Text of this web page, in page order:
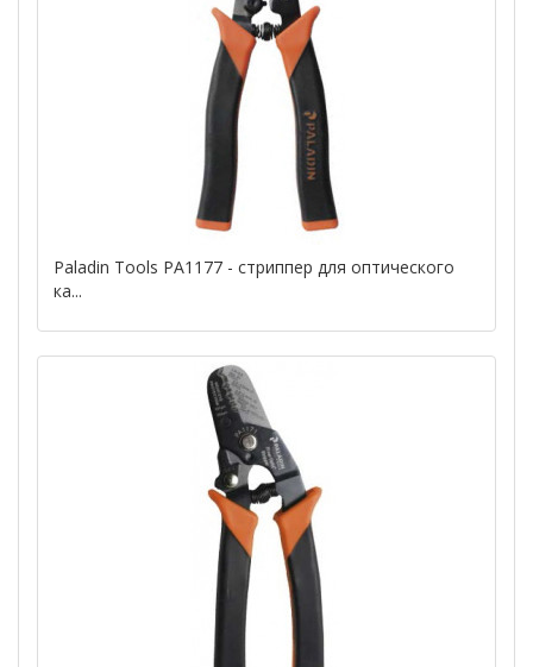
Paladin Tools PA1177 - стриппер для оптического
ка...